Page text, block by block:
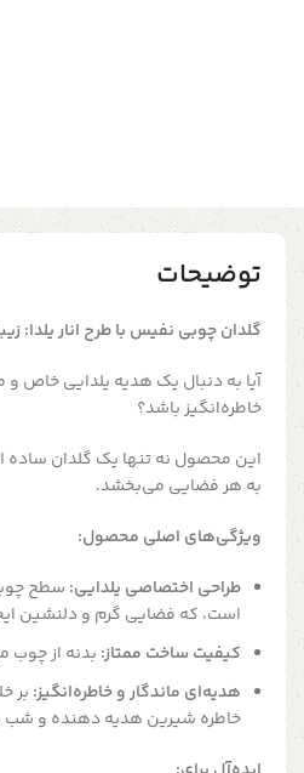
توضیحات
گلدان چوبی نفیس با طرح انار یلدا:
آیا به دنبال یک هدیه یلدایی
خاطره‌انگیز باشد؟
این محصول نه تنها یک گلدان ساده
به هر فضایی می‌بخشد.
ویژگی‌های اصلی محصول:
طراحی اختصاصی یلدایی: سطح
است، که فضایی گرم و دلنشین
کیفیت ساخت ممتاز: بدنه از
هدیه‌ای ماندگار و خاطره‌انگیز: بر
خاطره شیرین هدیه دهنده و شب